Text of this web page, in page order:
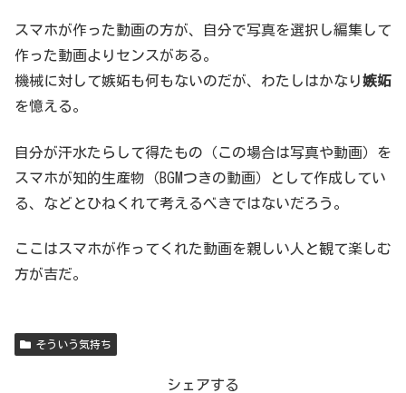
スマホが作った動画の方が、自分で写真を選択し編集して
作った動画よりセンスがある。
機械に対して嫉妬も何もないのだが、わたしはかなり嫉妬
を憶える。
自分が汗水たらして得たもの（この場合は写真や動画）を
スマホが知的生産物（BGMつきの動画）として作成してい
る、などとひねくれて考えるべきではないだろう。
ここはスマホが作ってくれた動画を親しい人と観て楽しむ
方が吉だ。
そういう気持ち
シェアする